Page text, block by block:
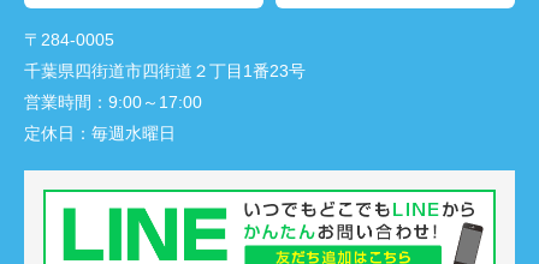
〒284-0005
千葉県四街道市四街道２丁目1番23号
営業時間： 9:00～17:00
定休日： 毎週水曜日